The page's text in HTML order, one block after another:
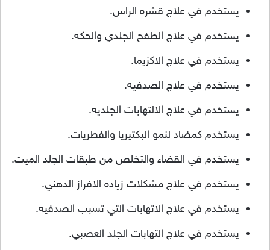
يستخدم في علاج قشره الراس.
يستخدم في علاج الطفح الجلدي والحكه.
يستخدم في علاج الاكزيما.
يستخدم في علاج الصدفيه.
يستخدم في علاج الالتهابات الجلديه.
يستخدم كمضاد لنمو البكتيريا والفطريات.
يستخدم في القضاء والتخلص من طبقات الجلد الميت.
يستخدم في علاج مشكلات زياده الافراز الدهني.
يستخدم في علاج الاتهابات التي تسبب الصدفيه.
يستخدم في علاج التهابات الجلد العصبي.